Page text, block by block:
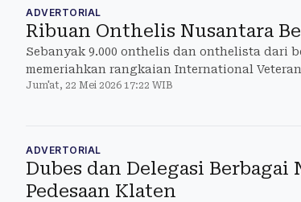
ADVERTORIAL
Ribuan Onthelis Nusantara
Sebanyak 9.000 onthelis dan onthelista dari
memeriahkan rangkaian International
Jum'at, 22 Mei 2026 17:22 WIB
ADVERTORIAL
Dubes dan Delegasi
Pedesaan Klaten